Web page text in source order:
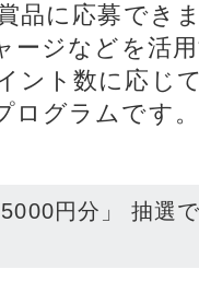
品に応募できま
ージなどを活用
ント数に応じ
グラムです。
円分」
抽選